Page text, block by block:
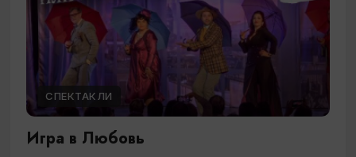
СПЕКТАКЛИ
Игра в Любовь